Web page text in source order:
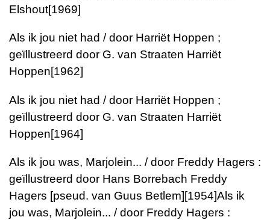
Elshout[1969]
Als ik jou niet had / door Harriët Hoppen ;
geïllustreerd door G. van Straaten Harriët
Hoppen[1962]
Als ik jou niet had / door Harriët Hoppen ;
geïllustreerd door G. van Straaten Harriët
Hoppen[1964]
Als ik jou was, Marjolein... / door Freddy Hagers :
geïllustreerd door Hans Borrebach Freddy
Hagers [pseud. van Guus Betlem] [1954]Als ik
jou was, Marjolein... / door Freddy Hagers :